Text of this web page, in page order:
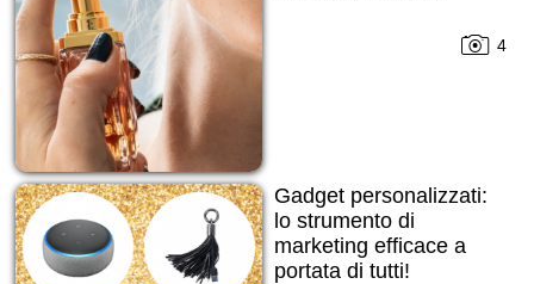
4
Gadget personalizzati:
lo strumento di
marketing efficace a
portata di tutti!